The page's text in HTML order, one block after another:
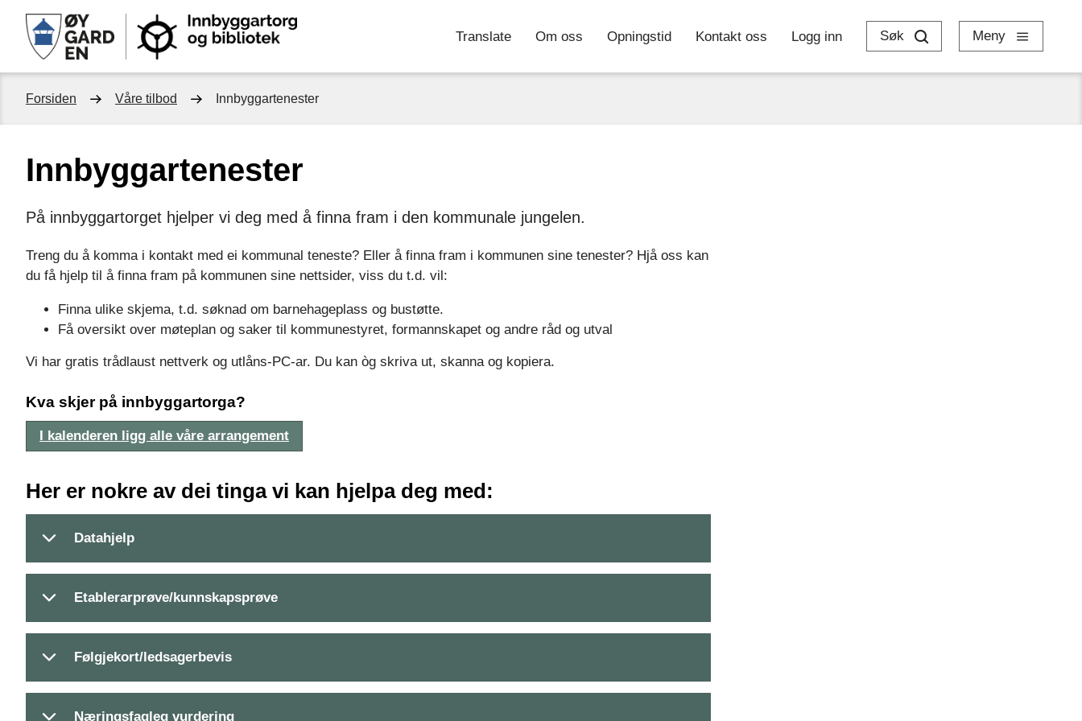
Innbyggartorg
og
bibliotek
Translate Om oss Opningstid Kontakt oss Logg inn Søk Meny
Du
her:
Forsiden Våre tilbod Innbyggartenester
Innbyggartenester
På innbyggartorget hjelper vi deg med å finna fram i den kommunale jungelen.
Treng du å komma i kontakt med ei kommunal teneste? Eller å finna fram i kommunen sine tenester? Hjå oss kan
du få hjelp til å finna fram på kommunen sine nettsider, viss du t.d. vil:
Finna ulike skjema, t.d. søknad om barnehageplass og bustøtte.
Få oversikt over møteplan og saker til kommunestyret, formannskapet og andre råd og utval
Vi har gratis trådlaust nettverk og utlåns-PC-ar. Du kan òg skriva ut, skanna og kopiera.
Kva skjer på innbyggartorga?
I kalenderen ligg alle våre arrangement
Her er nokre av dei tinga vi kan hjelpa deg med:
Datahjelp
Etablerarprøve/kunnskapsprøve
Følgjekort/ledsagerbevis
Næringsfagleg vurdering